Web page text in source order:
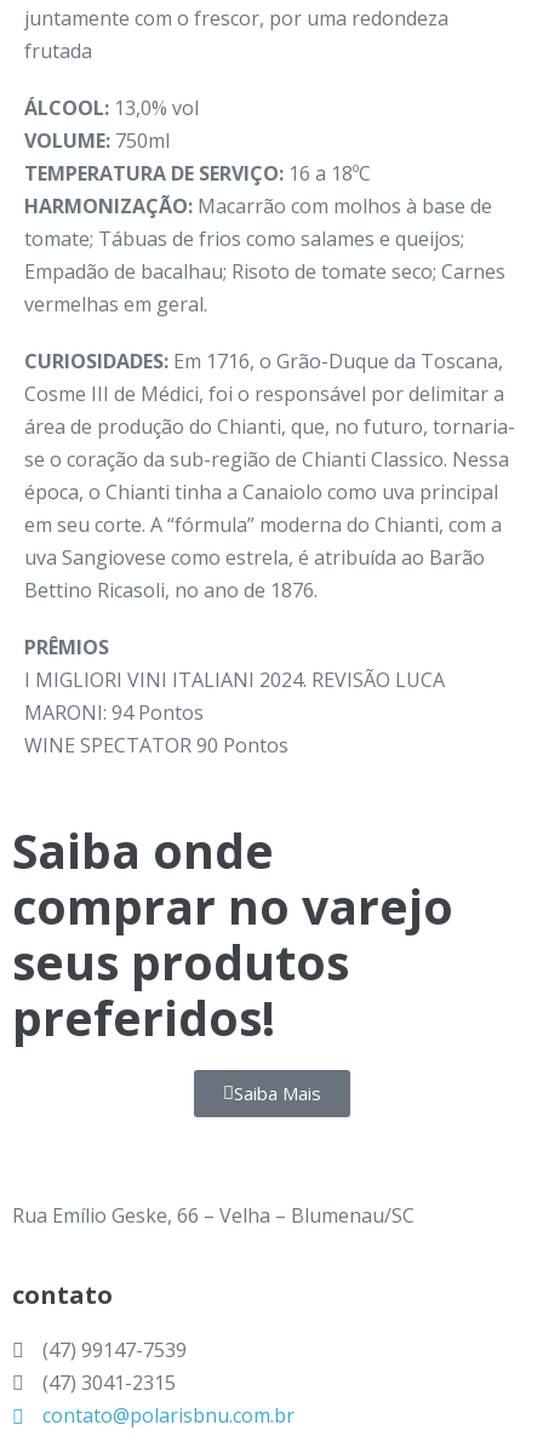
juntamente com o frescor, por uma redondeza
frutada
ÁLCOOL: 13,0% vol
VOLUME: 750ml
TEMPERATURA DE SERVIÇO: 16 a 18ºC
HARMONIZAÇÃO: Macarrão com molhos à base de
tomate; Tábuas de frios como salames e queijos;
Empadão de bacalhau; Risoto de tomate seco; Carnes
vermelhas em geral.
CURIOSIDADES: Em 1716, o Grão-Duque da Toscana,
Cosme III de Médici, foi o responsável por delimitar a
área de produção do Chianti, que, no futuro, tornaria-
se o coração da sub-região de Chianti Classico. Nessa
época, o Chianti tinha a Canaiolo como uva principal
em seu corte. A “fórmula” moderna do Chianti, com a
uva Sangiovese como estrela, é atribuída ao Barão
Bettino Ricasoli, no ano de 1876.
PRÊMIOS
I MIGLIORI VINI ITALIANI 2024. REVISÃO LUCA
MARONI: 94 Pontos
WINE SPECTATOR 90 Pontos
Saiba onde
comprar no varejo
seus produtos
preferidos!
Saiba Mais
Rua Emílio Geske, 66 – Velha – Blumenau/SC
contato
(47) 99147-7539
(47) 3041-2315
contato@polarisbnu.com.br